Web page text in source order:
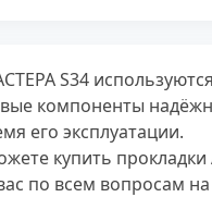
S34
компоненты
его эксплуатации.
купить
по всем вопросам